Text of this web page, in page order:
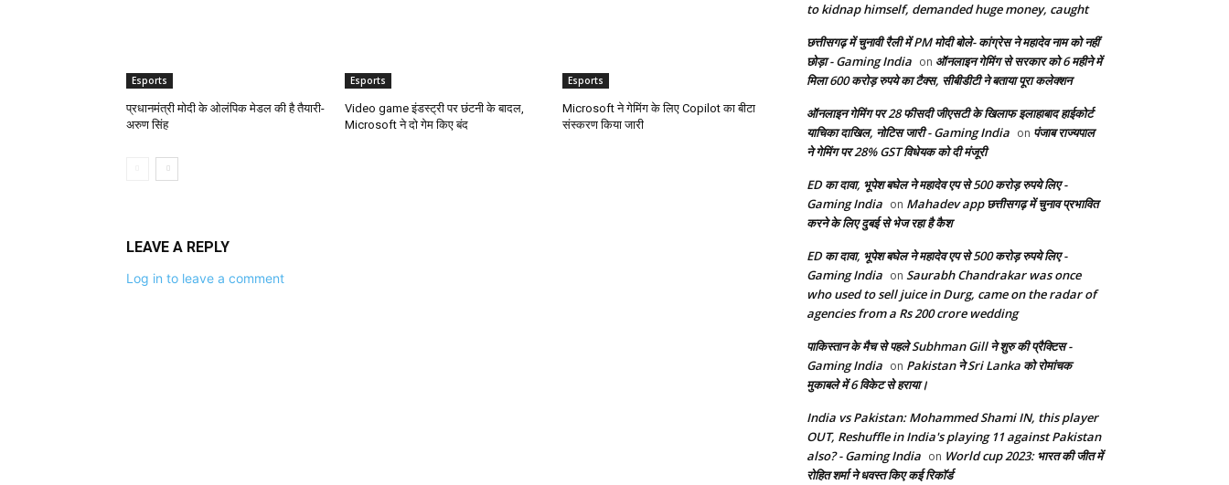
Esports
प्रधानमंत्री मोदी के ओलंपिक मेडल की है तैयारी-
अरुण सिंह
Esports
Video game इंडस्ट्री पर छंटनी के बादल,
Microsoft ने दो गेम किए बंद
Esports
Microsoft ने गेमिंग के लिए Copilot का बीटा
संस्करण किया जारी
LEAVE A REPLY
Log in to leave a comment
to kidnap himself, demanded huge money, caught
छत्तीसगढ़ में चुनावी रैली में PM मोदी बोले- कांग्रेस ने महादेव नाम को नहीं
छोड़ा - Gaming India on ऑनलाइन गेमिंग से सरकार को 6 महीने में
मिला 600 करोड़ रुपये का टैक्स, सीबीडीटी ने बताया पूरा कलेक्शन
ऑनलाइन गेमिंग पर 28 फीसदी जीएसटी के खिलाफ इलाहाबाद हाईकोर्ट
याचिका दाखिल, नोटिस जारी - Gaming India on पंजाब राज्यपाल
ने गेमिंग पर 28% GST विधेयक को दी मंजूरी
ED का दावा, भूपेश बघेल ने महादेव एप से 500 करोड़ रुपये लिए -
Gaming India on Mahadev app छत्तीसगढ़ में चुनाव प्रभावित
करने के लिए दुबई से भेज रहा है कैश
ED का दावा, भूपेश बघेल ने महादेव एप से 500 करोड़ रुपये लिए -
Gaming India on Saurabh Chandrakar was once
who used to sell juice in Durg, came on the radar of
agencies from a Rs 200 crore wedding
पाकिस्तान के मैच से पहले Subhman Gill ने शुरु की प्रैक्टिस -
Gaming India on Pakistan ने Sri Lanka को रोमांचक
मुकाबले में 6 विकेट से हराया।
India vs Pakistan: Mohammed Shami IN, this player
OUT, Reshuffle in India's playing 11 against Pakistan
also? - Gaming India on World cup 2023: भारत की जीत में
रोहित शर्मा ने धवस्त किए कई रिकॉर्ड